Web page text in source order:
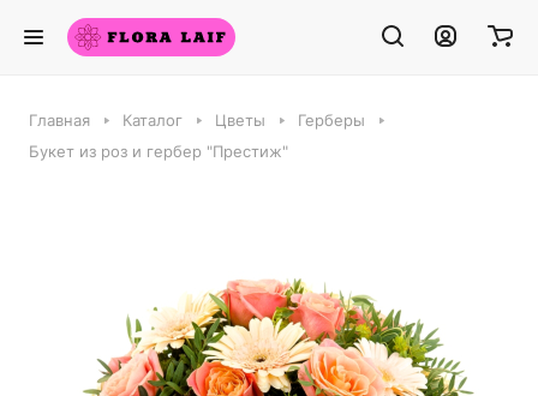
Главная Каталог Цветы
Герберы
Букет из роз и гербер "Престиж"